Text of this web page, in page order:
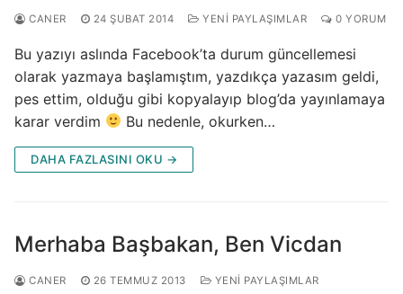
CANER 24 ŞUBAT 2014 YENI PAYLAŞIMLAR 0 YORUM
Bu yazıyı aslında Facebook’ta durum güncellemesi
olarak yazmaya başlamıştım, yazdıkça yazasım geldi,
pes ettim, olduğu gibi kopyalayıp blog’da yayınlamaya
karar verdim
Bu nedenle, okurken…
DAHA FAZLASINI OKU →
Merhaba Başbakan, Ben Vicdan
CANER 26 TEMMUZ 2013 YENI PAYLAŞIMLAR